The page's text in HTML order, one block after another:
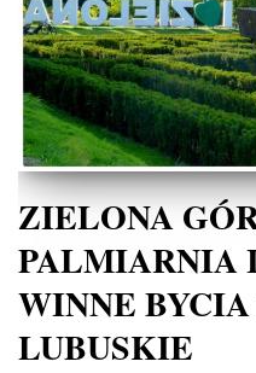
ZIELONA
PALMIARNIA
WINNE
LUBUSKIE